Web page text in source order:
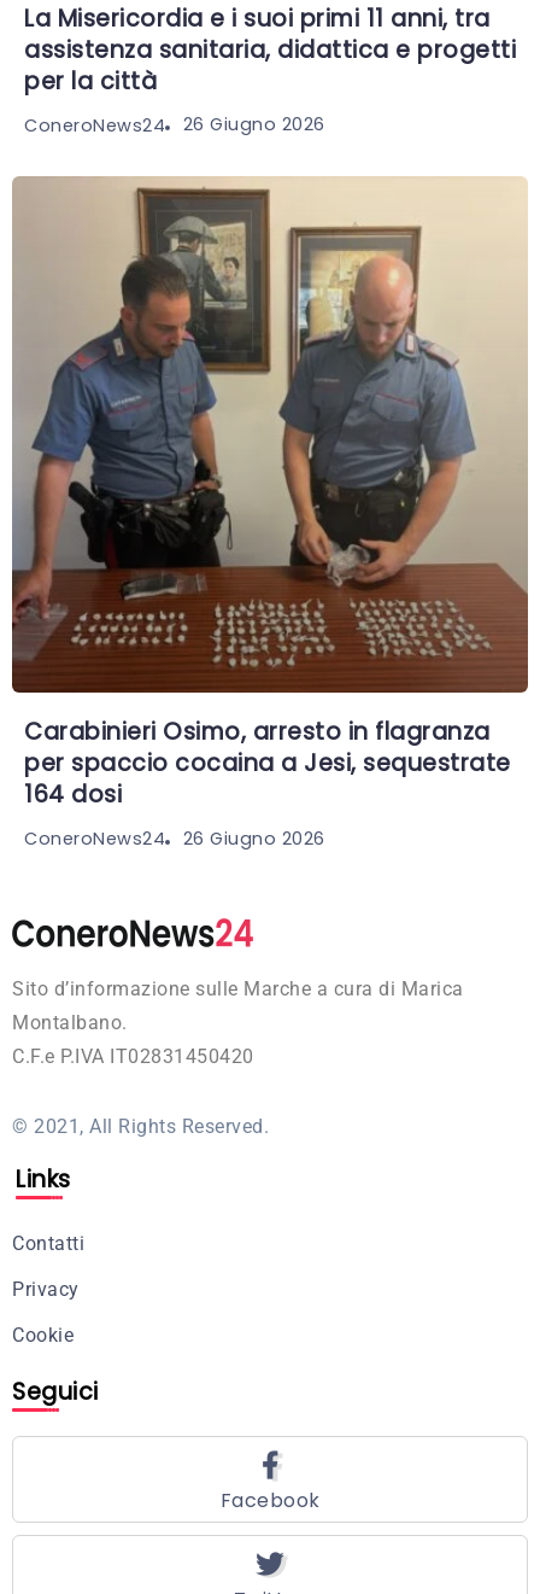
La Misericordia e i suoi primi 11 anni, tra
assistenza sanitaria, didattica e progetti
per la città
ConeroNews24 26 Giugno 2026
Carabinieri Osimo, arresto in flagranza
per spaccio cocaina a Jesi, sequestrate
164 dosi
ConeroNews24 26 Giugno 2026
Sito d’informazione sulle Marche a cura di Marica
Montalbano.
C.F.e P.IVA IT02831450420
© 2021, All Rights Reserved.
Links
Contatti
Privacy
Cookie
Seguici
Facebook